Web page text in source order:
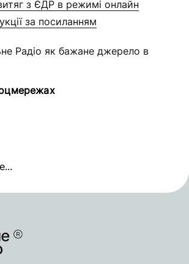
з ЄДР в режимі онлайн
за посиланням
Радіо як бажане джерело в